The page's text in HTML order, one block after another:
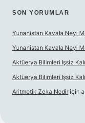
SON YORUMLAR
Yunanistan Kavala Neyi
Yunanistan Kavala Neyi
Aktüerya Bilimleri Işsiz
Aktüerya Bilimleri Işsiz
Aritmetik Zeka Nedir için